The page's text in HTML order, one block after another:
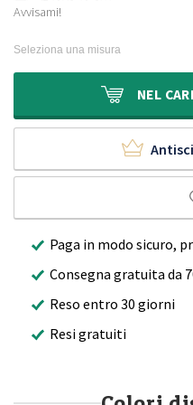
Avvisami!
Seleziona una misura
NEL
Paga in modo sicuro,
Consegna gratuita da
Reso entro 30 giorni
Resi gratuiti